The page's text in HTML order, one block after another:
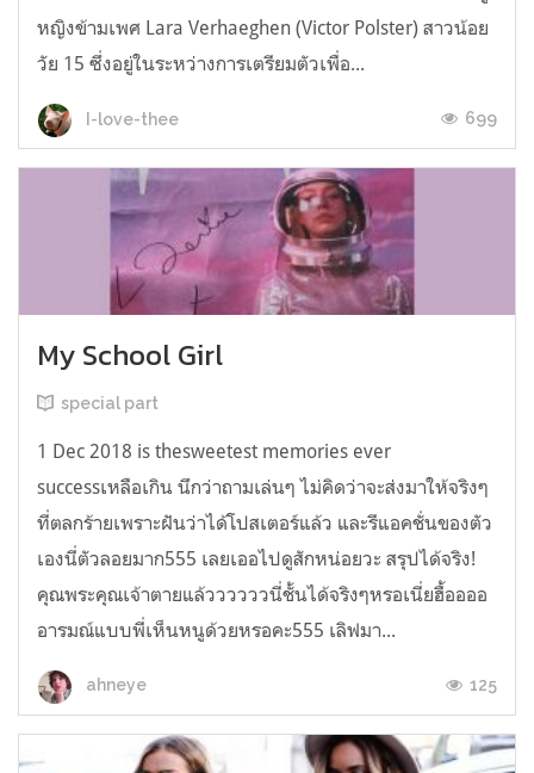
หญิงข้ามเพศ Lara Verhaeghen (Victor Polster) สาวน้อย
วัย 15 ซึ่งอยู่ในระหว่างการเตรียมตัวเพื่อ...
I-love-thee 699
My School Girl
special part
1 Dec 2018 is thesweetest memories ever
successเหลือเกิน นึกว่าถามเล่นๆ ไม่คิดว่าจะส่งมาให้จริงๆ
ที่ตลกร้ายเพราะฝันว่าได้โปสเตอร์แล้ว และรีแอคชั่นของตัว
เองนี่ตัวลอยมาก555 เลยเออไปดูสักหน่อยวะ สรุปได้จริง!
คุณพระคุณเจ้าตายแล้ววววววนี่ชั้นได้จริงๆหรอเนี่ยฮื้ออออ
อารมณ์แบบพี่เห็นหนูด้วยหรอคะ555 เลิฟมา...
ahneye 125